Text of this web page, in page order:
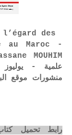
des
au Maroc -
علمية -
منشورات موقع